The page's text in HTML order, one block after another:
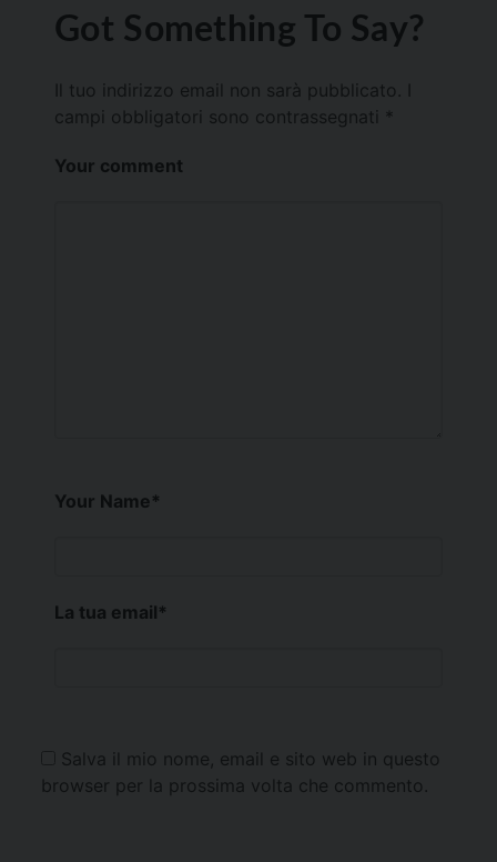
Got Something To Say?
Il tuo indirizzo email non sarà pubblicato.
campi obbligatori sono contrassegnati *
Your comment
Your Name*
La tua email*
Salva il mio nome, email e sito web in questo
browser per la prossima volta che commento.